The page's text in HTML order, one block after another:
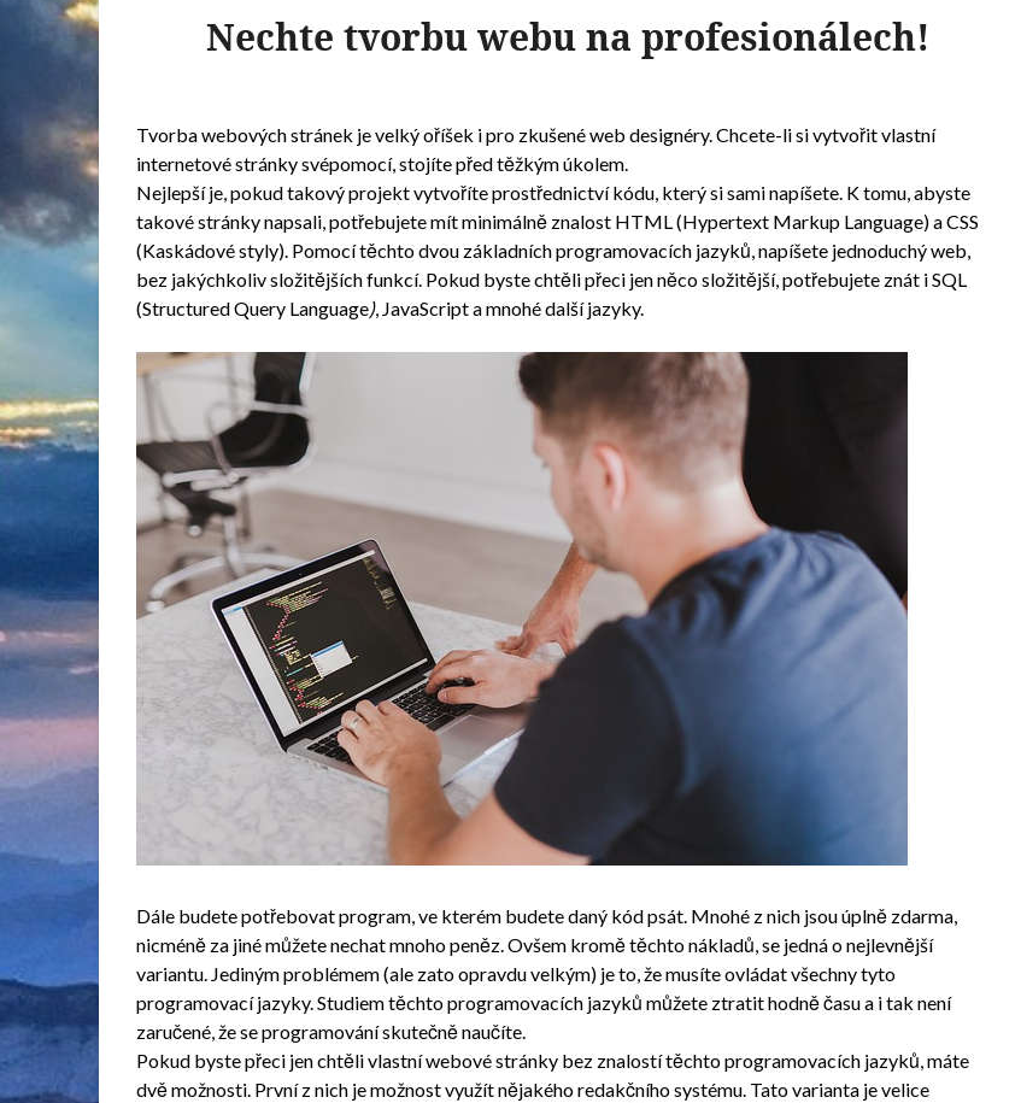
Nechte tvorbu webu na profesionálech!
Tvorba webových stránek je velký oříšek i pro zkušené web designéry. Chcete-li si vytvořit vlastní
internetové stránky svépomocí, stojíte před těžkým úkolem.
Nejlepší je, pokud takový projekt vytvoříte prostřednictví kódu, který si sami napíšete. K tomu, abyste
takové stránky napsali, potřebujete mít minimálně znalost HTML (Hypertext Markup Language) a CSS
(Kaskádové styly). Pomocí těchto dvou základních programovacích jazyků, napíšete jednoduchý web,
bez jakýchkoliv složitějších funkcí. Pokud byste chtěli přeci jen něco složitější, potřebujete znát i SQL
(Structured Query Language), JavaScript a mnohé další jazyky.
Dále budete potřebovat program, ve kterém budete daný kód psát. Mnohé z nich jsou úplně zdarma,
nicméně za jiné můžete nechat mnoho peněz. Ovšem kromě těchto nákladů, se jedná o nejlevnější
variantu. Jediným problémem (ale zato opravdu velkým) je to, že musíte ovládat všechny tyto
programovací jazyky. Studiem těchto programovacích jazyků můžete ztratit hodně času a i tak není
zaručené, že se programování skutečně naučíte.
Pokud byste přeci jen chtěli vlastní webové stránky bez znalostí těchto programovacích jazyků, máte
dvě možnosti. První z nich je možnost využít nějakého redakčního systému. Tato varianta je velice